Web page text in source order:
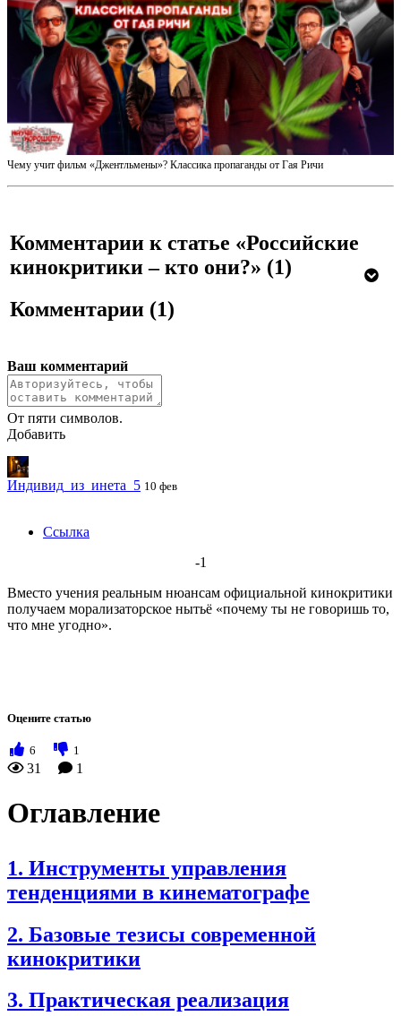
Чему учит фильм «Джентльмены»? Классика пропаганды от Гая Ричи
Комментарии к статье «Российские
кинокритики – кто они?» (1)
Комментарии (1)
Ваш комментарий
От пяти символов.
Добавить
Индивид_из_инета_5 10 фев
Ссылка
-1
Вместо учения реальным нюансам официальной кинокритики
получаем морализаторское нытьё «почему ты не говоришь то,
что мне угодно».
Оцените статью
6 1
31 1
Оглавление
1. Инструменты управления
тенденциями в кинематографе
2. Базовые тезисы современной
кинокритики
3. Практическая реализация